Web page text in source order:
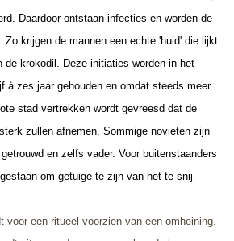
Daardoor ontstaan infecties en worden de
Zo krijgen de mannen een echte 'huid' die lijkt
de krokodil. Deze initiaties worden in het
à zes jaar gehouden en omdat steeds meer
stad vertrekken wordt gevreesd dat de
zullen afnemen. Sommige novieten zijn
en zelfs vader. Voor buitenstaanders
om getuige te zijn van het te snij-
voor een ritueel voorzien van een omheining.